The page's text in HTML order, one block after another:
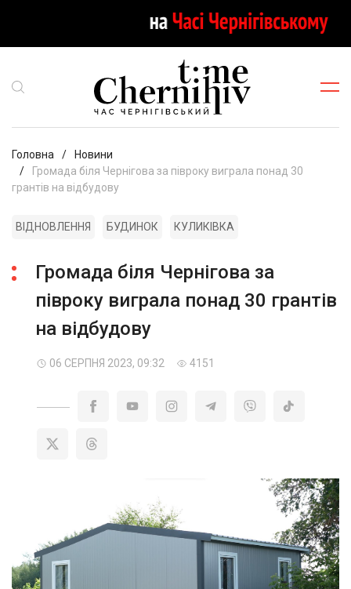
Головна
Новини
Громада біля Чернігова за півроку виграла понад 30
грантів на відбудову
ВІДНОВЛЕННЯ БУДИНОК КУЛИКІВКА
Громада біля Чернігова за
півроку виграла понад 30 грантів
на відбудову
06 СЕРПНЯ 2023, 09:32 4151